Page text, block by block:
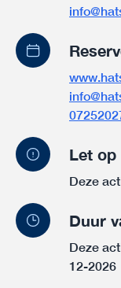
Let op
Deze
Duur
Deze
12-2026